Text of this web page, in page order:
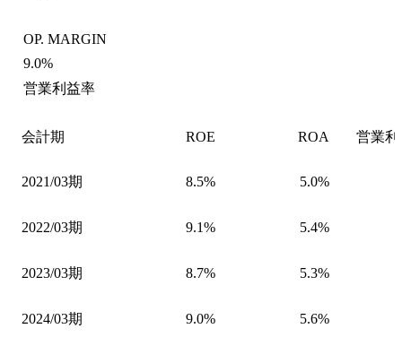
OP. MARGIN
9.0%
営業利益率
会計期 ROE ROA 営業
2021/03期 8.5% 5.0%
2022/03期 9.1% 5.4%
2023/03期 8.7% 5.3%
2024/03期 9.0% 5.6%